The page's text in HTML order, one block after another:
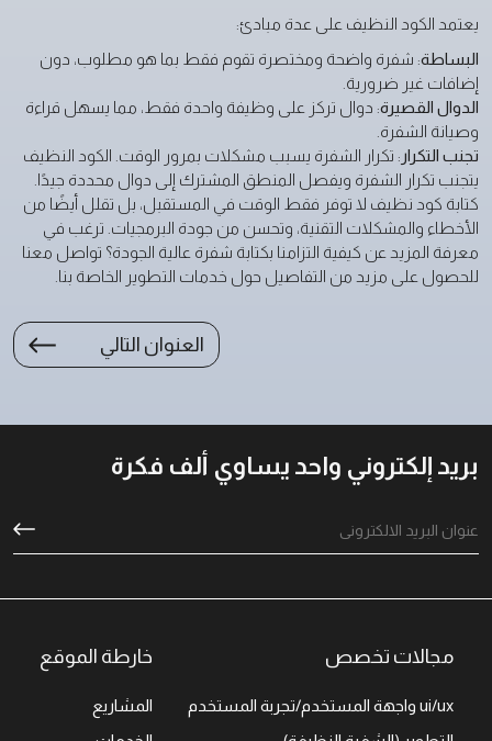
يعتمد الكود النظيف على عدة مبادئ:
البساطة: شفرة واضحة ومختصرة تقوم فقط بما هو مطلوب، دون
إضافات غير ضرورية.
الدوال القصيرة: دوال تركز على وظيفة واحدة فقط، مما يسهل قراءة
وصيانة الشفرة.
تجنب التكرار : تكرار الشفرة يسبب مشكلات بمرور الوقت. الكود النظيف
يتجنب تكرار الشفرة ويفصل المنطق المشترك إلى دوال محددة جيدًا.
كتابة كود نظيف لا توفر فقط الوقت في المستقبل، بل تقلل أيضًا من
الأخطاء والمشكلات التقنية، وتحسن من جودة البرمجيات. ترغب في
معرفة المزيد عن كيفية التزامنا بكتابة شفرة عالية الجودة؟ تواصل معنا
للحصول على مزيد من التفاصيل حول خدمات التطوير الخاصة بنا.
العنوان التالي
بريد إلكتروني واحد يساوي ألف فكرة
مجالات تخصص
ui/ux واجهة المستخدم/تجربة المستخدم
خارطة الموقع
المشاريع